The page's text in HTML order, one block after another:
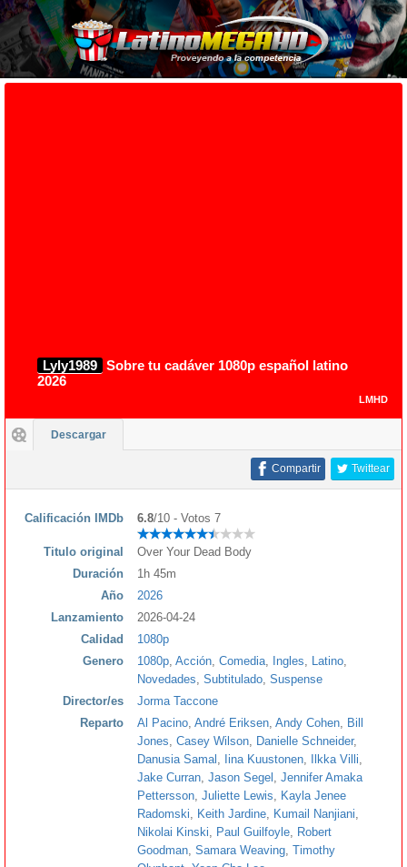
Lyly1989 Sobre tu cadáver 1080p español latino
2026
LMHD
Descargar
Twittear
Compartir
Calificación IMDb 6.8/10 - Votos 7
Titulo original
Over Your Dead Body
Duración
1h 45m
Año
2026
Lanzamiento
2026-04-24
Calidad
1080p
Genero
1080p Acción Comedia Ingles Latino
Novedades Subtitulado Suspense
Director/es
Jorma Taccone
Reparto
Al Pacino André Eriksen Andy Cohen
Bill
Jones Casey Wilson Danielle Schneider,
Danusia Samal
Iina Kuustonen Ilkka Villi
Jake Curran Jason Segel
Jennifer Amaka
Pettersson Juliette Lewis
Kayla Jenee
Radomski
Keith Jardine Kumail Nanjiani
Nikolai Kinski
Paul Guilfoyle
Robert
Goodman Samara Weaving Timothy